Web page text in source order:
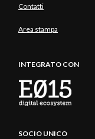
Contatti
Area stampa
INTEGRATO CON
SOCIO UNICO